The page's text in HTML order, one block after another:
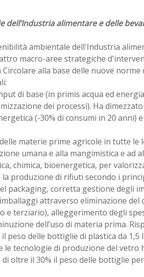
dell’Industria alimentare e delle
ambientale dell'Industria
macro-aree strategiche
Circolare alla base delle nuove
di base (in primis acqua ed
dei processi). Ha
(-30% di consumi in 20 anni)
materie prime agricole in tutte le
umana e alla mangimistica e ad
chimica, bioenergetica, per
produzione di rifiuti secondo i
packaging, corretta gestione degli
attraverso eliminazione del
e terziario), alleggerimento degli
dell’uso di materia prima.
peso delle bottiglie di plastica da 1,5
le tecnologie di produzione del
oltre il 30% il peso delle bottiglie